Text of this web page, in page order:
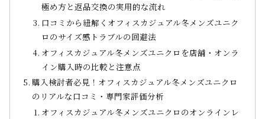
極め方と返品交換の実用的な流れ
口コミから紐解くオフィスカジュアル冬メンズユニク
ロのサイズ感トラブルの回避法
オフィスカジュアル冬メンズユニクロを店舗・オンラ
イン購入時の比較と注意点
購入検討者必見！オフィスカジュアル冬メンズユニクロ
のリアルな口コミ・専門家評価分析
オフィスカジュアル冬メンズユニクロのオンラインレ